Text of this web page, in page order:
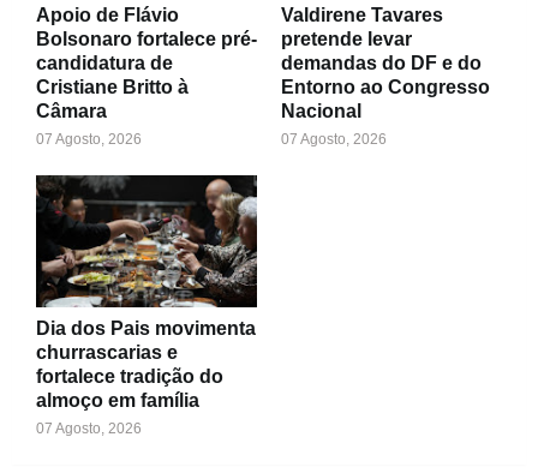
Apoio de Flávio
Bolsonaro fortalece pré-
candidatura de
Cristiane Britto à
Câmara
07 Agosto, 2026
Valdirene Tavares
pretende levar
demandas do DF e do
Entorno ao Congresso
Nacional
07 Agosto, 2026
Dia dos Pais movimenta
churrascarias e
fortalece tradição do
almoço em família
07 Agosto, 2026